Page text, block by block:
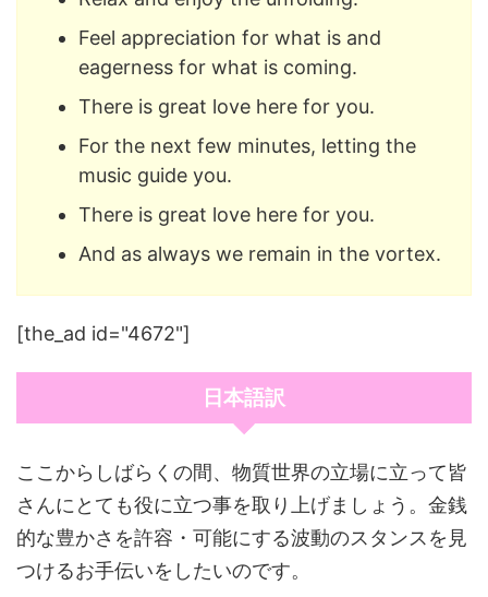
Feel appreciation for what is and
eagerness for what is coming.
There is great love here for you.
For the next few minutes, letting the
music guide you.
There is great love here for you.
And as always we remain in the vortex.
[the_ad id="4672"]
日本語訳
ここからしばらくの間、物質世界の立場に立って皆
さんにとても役に立つ事を取り上げましょう。金銭
的な豊かさを許容・可能にする波動のスタンスを見
つけるお手伝いをしたいのです。